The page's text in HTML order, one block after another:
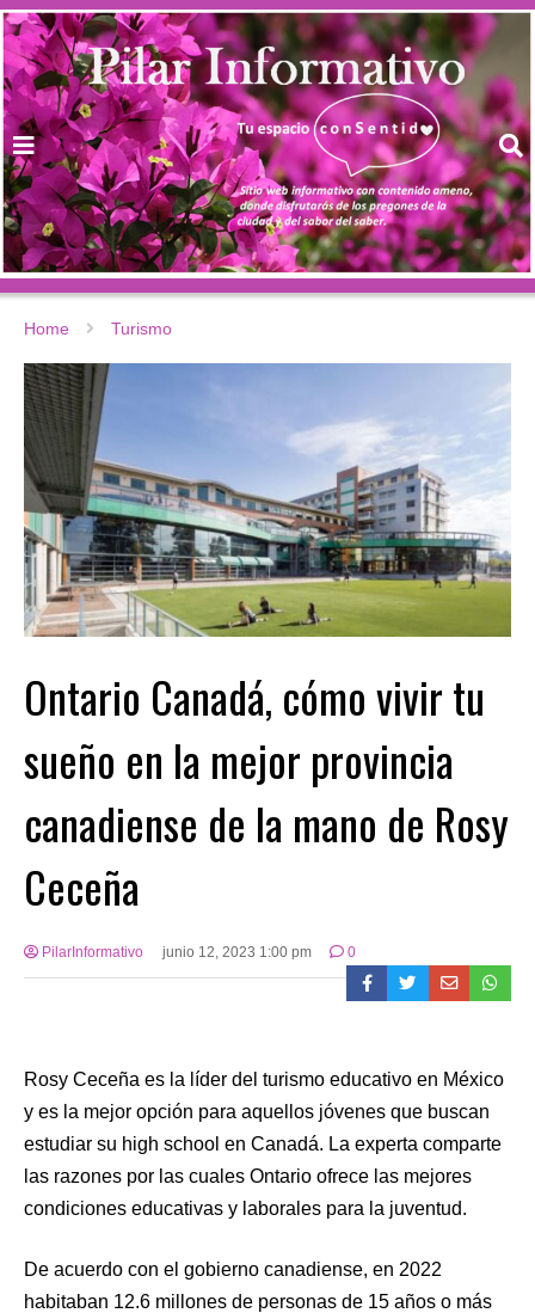
Home Turismo
Ontario Canadá, cómo vivir tu
sueño en la mejor provincia
canadiense de la mano de Rosy
Ceceña
PilarInformativo junio 12, 2023 1:00 pm 0
Rosy Ceceña es la líder del turismo educativo en México
y es la mejor opción para aquellos jóvenes que buscan
estudiar su high school en Canadá. La experta comparte
las razones por las cuales Ontario ofrece las mejores
condiciones educativas y laborales para la juventud.
De acuerdo con el gobierno canadiense, en 2022
habitaban 12.6 millones de personas de 15 años o más